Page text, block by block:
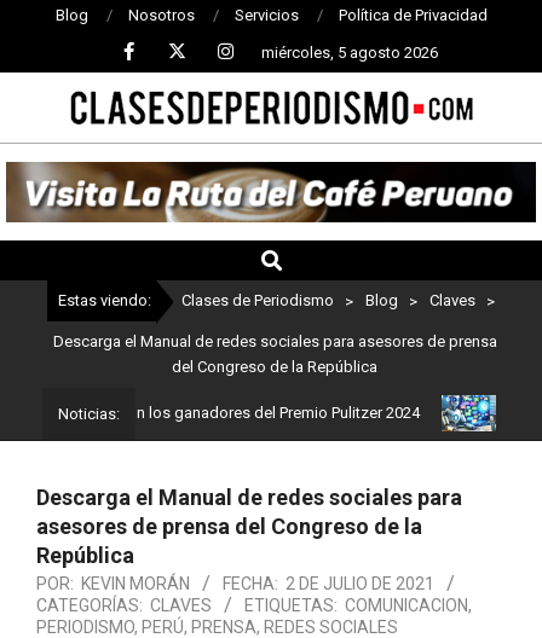
Blog Nosotros Servicios Política de Privacidad
miércoles, 5 agosto 2026
CLASES
DE
PERIODISMO
Estas viendo: Clases de Periodismo > Blog > Claves >
Descarga el Manual de redes sociales para asesores de prensa
del Congreso de la República
Noticias:
Estos son los ganadores del Premio Pulitzer 2024
Descarga el Manual de redes sociales para
asesores de prensa del Congreso de la
República
POR: KEVIN MORÁN FECHA: 2 DE JULIO DE 2021
CATEGORÍAS: CLAVES ETIQUETAS: COMUNICACION,
PERIODISMO, PERÚ, PRENSA, REDES SOCIALES